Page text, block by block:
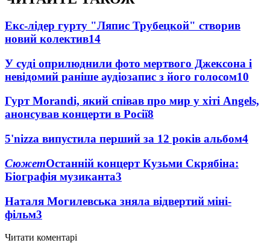
Екс-лідер гурту "Ляпис Трубецкой" створив
новий колектив14
У суді оприлюднили фото мертвого Джексона і
невідомий раніше аудіозапис з його голосом10
Гурт Morandi, який співав про мир у хіті Angels,
анонсував концерти в Росії8
5'nizza випустила перший за 12 років альбом4
СюжетОстанній концерт Кузьми Скрябіна:
Біографія музиканта3
Наталя Могилевська зняла відвертий міні-
фільм3
Читати коментарі